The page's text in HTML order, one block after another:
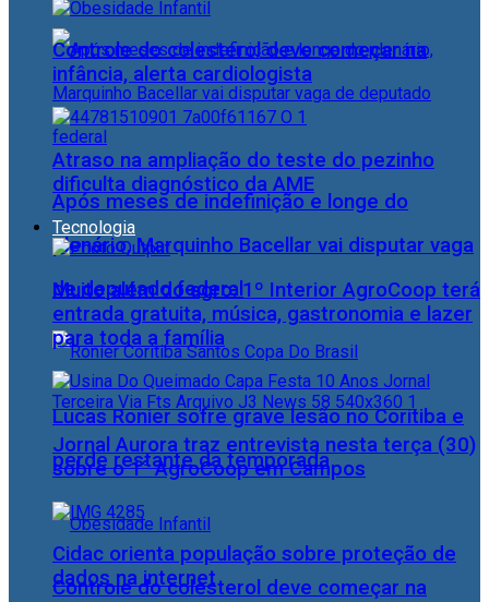
Após meses de indefinição e longe do
plenário, Marquinho Bacellar vai disputar vaga
de deputado federal
Lucas Ronier sofre grave lesão no Coritiba e
perde restante da temporada
Controle do colesterol deve começar na
Controle do colesterol deve começar na
infância, alerta cardiologista
Atraso na ampliação do teste do pezinho
dificulta diagnóstico da AME
Tecnologia
Muito além do agro: 1º Interior AgroCoop terá
entrada gratuita, música, gastronomia e lazer
para toda a família
Jornal Aurora traz entrevista nesta terça (30)
sobre o 1° AgroCoop em Campos
Cidac orienta população sobre proteção de
dados na internet